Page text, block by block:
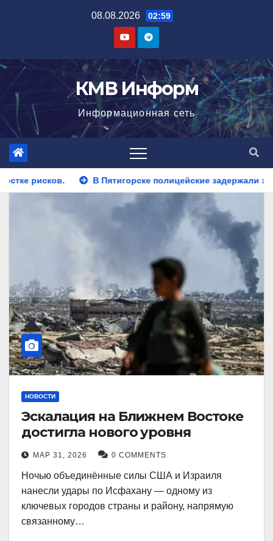
08.08.2026 02:59
КМВ Информ
Информационная сеть
полицейские задержали закладчика, пытавшегося
НОВОСТИ
Эскалация на Ближнем Востоке
достигла нового уровня
МАР 31, 2026 0 COMMENTS
Ночью объединённые силы США и Израиля
нанесли удары по Исфахану — одному из
ключевых городов страны и району, напрямую
связанному…